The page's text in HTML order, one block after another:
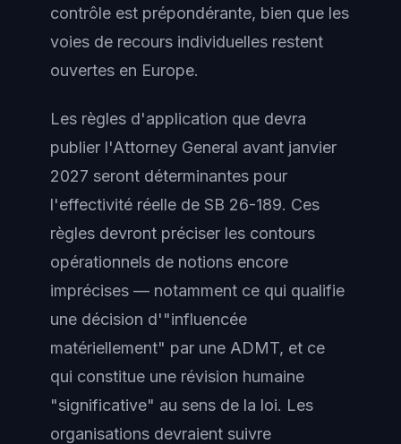
contrôle est prépondérante, bien que les
voies de recours individuelles restent
ouvertes en Europe.
Les règles d'application que devra
publier l'Attorney General avant janvier
2027 seront déterminantes pour
l'effectivité réelle de SB 26-189. Ces
règles devront préciser les contours
opérationnels de notions encore
imprécises — notamment ce qui qualifie
une décision d'"influencée
matériellement" par une ADMT, et ce
qui constitue une révision humaine
"significative" au sens de la loi. Les
organisations devraient suivre